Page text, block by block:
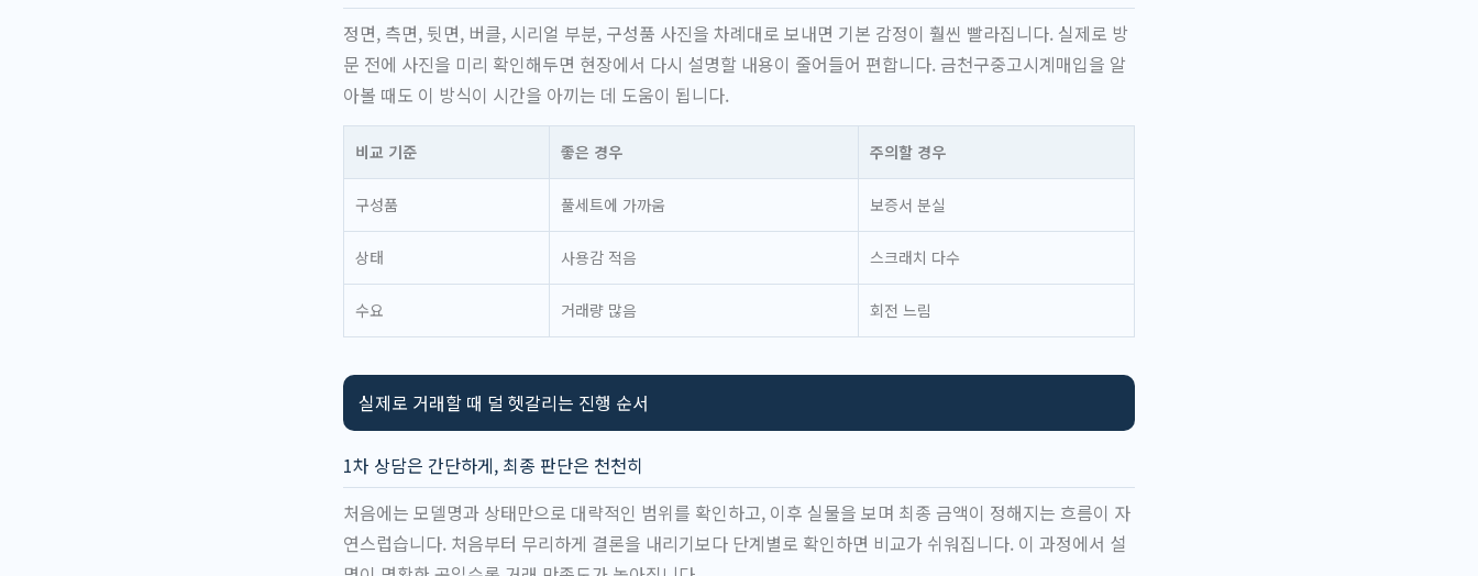
정면, 측면, 뒷면, 버클, 시리얼 부분, 구성품 사진을 차례대로 보내면 기본 감정이 훨씬 빨라집니다. 실제로 방
문 전에 사진을 미리 확인해두면 현장에서 다시 설명할 내용이 줄어들어 편합니다. 금천구중고시계매입을 알
아볼 때도 이 방식이 시간을 아끼는 데 도움이 됩니다.
비교 기준 좋은 경우 주의할 경우
구성품 풀세트에 가까움 보증서 분실
상태 사용감 적음 스크래치 다수
수요 거래량 많음 회전 느림
실제로 거래할 때 덜 헷갈리는 진행 순서
1차 상담은 간단하게, 최종 판단은 천천히
처음에는 모델명과 상태만으로 대략적인 범위를 확인하고, 이후 실물을 보며 최종 금액이 정해지는 흐름이 자
연스럽습니다. 처음부터 무리하게 결론을 내리기보다 단계별로 확인하면 비교가 쉬워집니다. 이 과정에서 설